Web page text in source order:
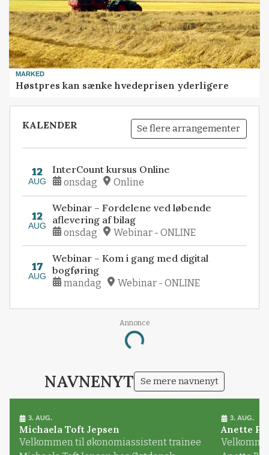
MARKED
Høstpres kan sænke hvedeprisen yderligere
KALENDER Se flere arrangementer
12
AUG
InterCount kursus Online
onsdag Online
12
AUG
Webinar – Fordelene ved løbende
aflevering af bilag
onsdag Webinar - ONLINE
17
AUG
Webinar – Kom i gang med digital
bogføring
mandag Webinar - ONLINE
Annonce
Loading...
NAVNENYT Se mere navnenyt
3. AUG.
Michaela Toft Jepsen
Velkommen til økonomiassistent trainee
3. AUG.
Anette